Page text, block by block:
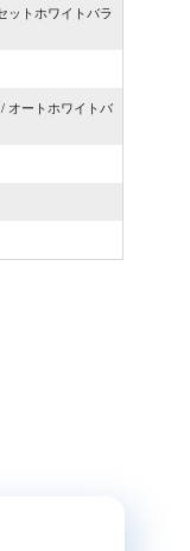
ットホワイトバラ
オートホワイトバ